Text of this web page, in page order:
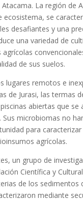
La región de
se
desafiantes y una
una variedad de
de sus suelos.
lugares remotos e
de Jurasi, las termas
abiertas que se
Sus microbiomas no
para
agrícolas.
un grupo de
Científica y
de los sedimentos
mediante